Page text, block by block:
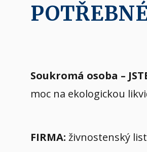
Soukromá osoba –
moc na ekologickou
FIRMA: živnostenský